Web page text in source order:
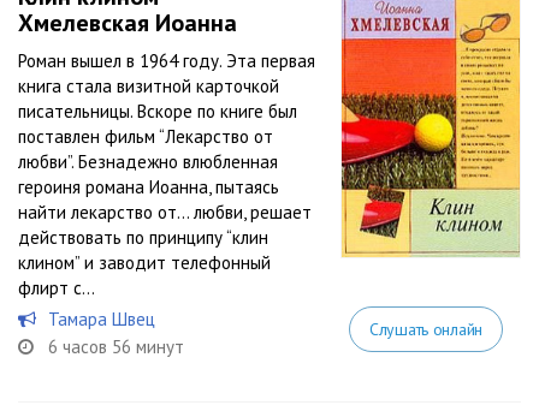
Хмелевская Иоанна
Роман вышел в 1964 году. Эта первая
книга стала визитной карточкой
писательницы. Вскоре по книге был
поставлен фильм “Лекарство от
любви”. Безнадежно влюбленная
героиня романа Иоанна, пытаясь
найти лекарство от… любви, решает
действовать по принципу “клин
клином” и заводит телефонный
флирт с...
Тамара Швец
6 часов 56 минут
Слушать онлайн